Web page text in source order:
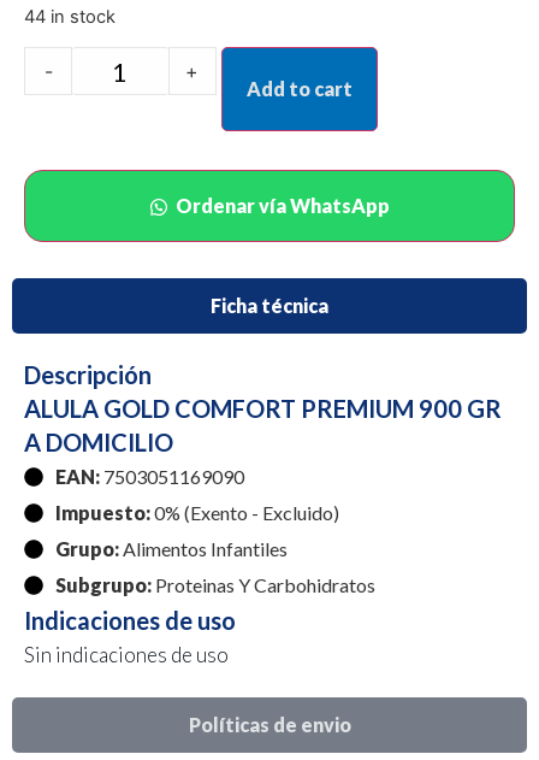
44 in stock
- +
Add to cart
Ordenar vía WhatsApp
Ficha técnica
Políticas de envio
Descripción
ALULA GOLD COMFORT PREMIUM 900 GR
A DOMICILIO
EAN: 7503051169090
Impuesto:0% (Exento - Excluido)
Grupo:Alimentos Infantiles
Subgrupo: Proteinas Y Carbohidratos
Indicaciones de uso
Sin indicaciones de uso